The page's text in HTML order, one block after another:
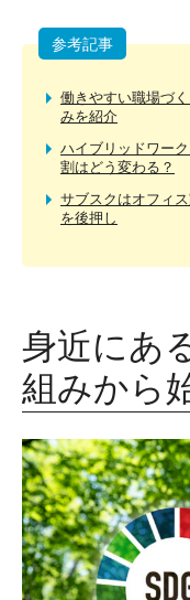
参考記事
働きやすい職場づ
みを紹介
ハイブリッドワー
割はどう変わる？
サブスクはオフィ
を後押し
身近にあ
組みから